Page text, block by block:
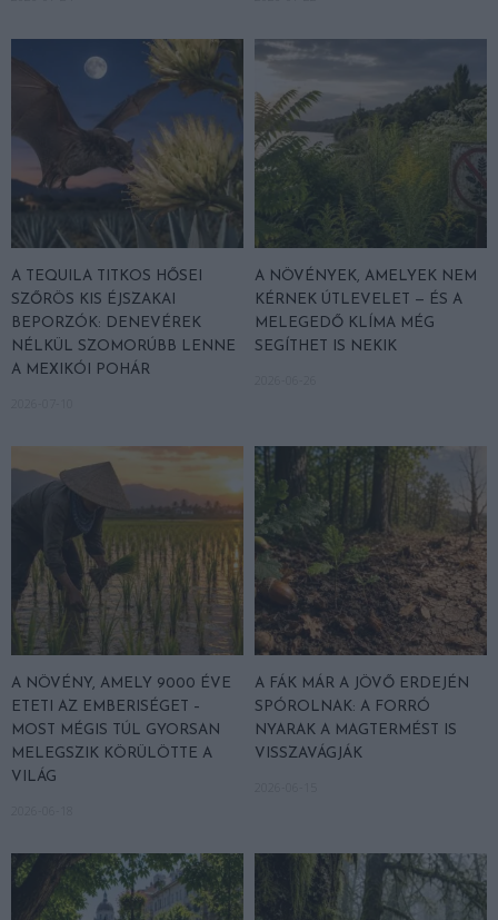
A TEQUILA TITKOS HŐSEI
SZŐRÖS KIS ÉJSZAKAI
BEPORZÓK: DENEVÉREK
NÉLKÜL SZOMORÚBB LENNE
A MEXIKÓI POHÁR
A NÖVÉNYEK, AMELYEK NEM
KÉRNEK ÚTLEVELET — ÉS A
MELEGEDŐ KLÍMA MÉG
SEGÍTHET IS NEKIK
A NÖVÉNY, AMELY 9000 ÉVE
ETETI AZ EMBERISÉGET –
MOST MÉGIS TÚL GYORSAN
MELEGSZIK KÖRÜLÖTTE A
VILÁG
A FÁK MÁR A JÖVŐ ERDEJÉN
SPÓROLNAK: A FORRÓ
NYARAK A MAGTERMÉST IS
VISSZAVÁGJÁK